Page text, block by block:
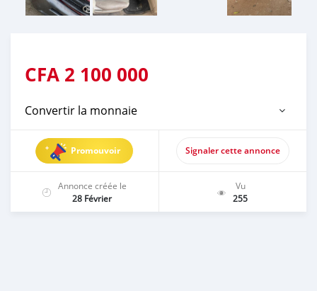
CFA 2 100 000
Convertir la monnaie
Promouvoir Signaler cette annonce
Annonce créée le
28 Février
Vu
255